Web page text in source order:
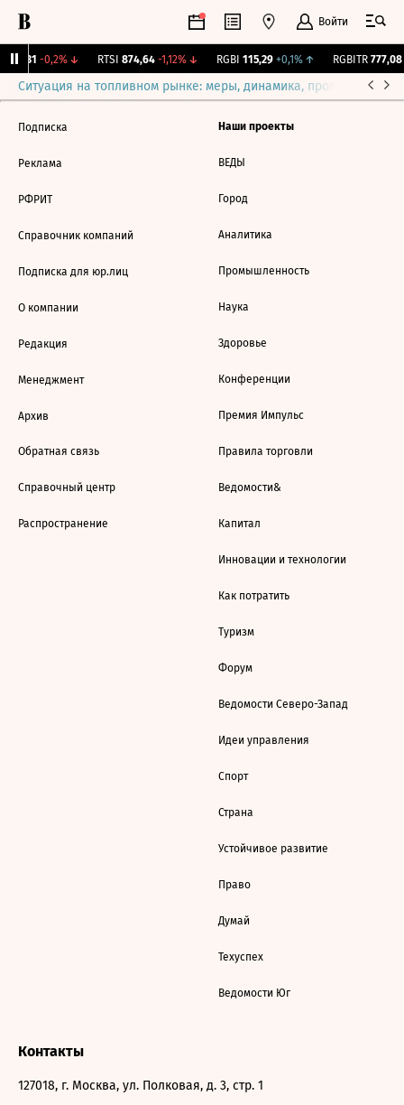
Войти
281,31 -0,2%↓ RTSI 874,64 -1,12%↓ RGBI 115,29 +0,1%↑ RGBITR 777,08
Ситуация на топливном рынке: меры, динамика, прогнозы
Подписка
Реклама
РФРИТ
Справочник компаний
Подписка для юр.лиц
О компании
Редакция
Менеджмент
Архив
Обратная связь
Справочный центр
Распространение
Наши проекты
ВЕДЫ
Город
Аналитика
Промышленность
Наука
Здоровье
Конференции
Премия Импульс
Правила торговли
Ведомости&
Капитал
Инновации и технологии
Как потратить
Туризм
Форум
Ведомости Северо-Запад
Идеи управления
Спорт
Страна
Устойчивое развитие
Право
Думай
Техуспех
Ведомости Юг
Контакты
127018, г. Москва, ул. Полковая, д. 3, стр. 1